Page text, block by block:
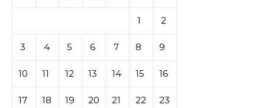
1 2
3 4 5 6 7 8 9
10 11 12 13 14 15 16
17 18 19 20 21 22 23